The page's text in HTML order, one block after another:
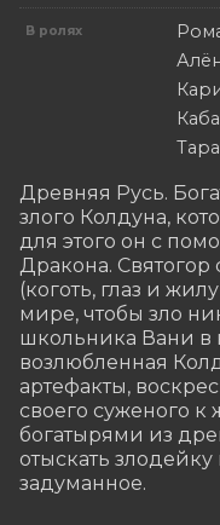
В ролях
Древняя Русь.
злого Колдуна,
для этого он с
Дракона. Святогор
(коготь, глаз и
мире, чтобы зло
школьника Вани в
возлюбленная
артефакты,
своего суженого к
богатырями из
отыскать
задуманное.